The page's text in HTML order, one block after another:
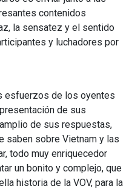
contenidos
la sensatez y el sentido
y luchadores por
esfuerzos de los oyentes
de sus
de sus respuestas,
saben sobre Vietnam y las
todo muy enriquecedor
un bonito y complejo, que
historia de la VOV, para la